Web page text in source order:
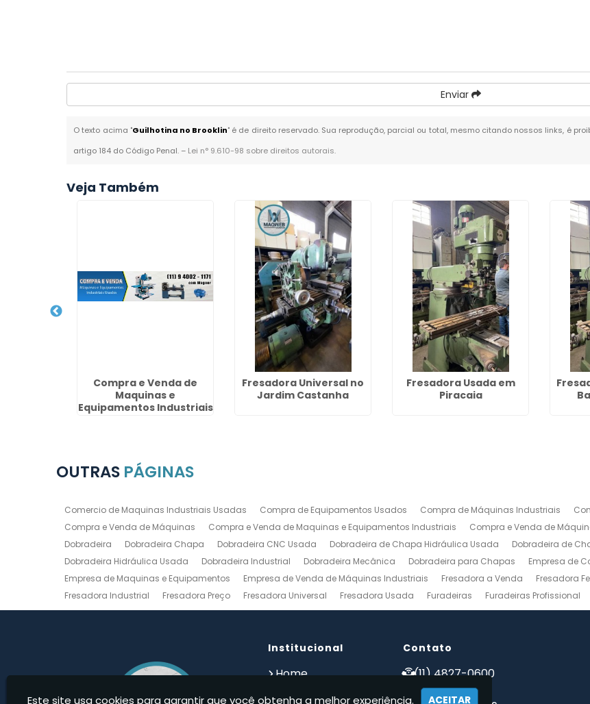
Enviar
O texto acima "Guilhotina no Brooklin" é de direito reservado. Sua reprodução, parcial ou total, mesmo citando nossos links, é
artigo 184 do Código Penal. – Lei n° 9.610-98 sobre direitos autorais.
Veja Também
Compra e Venda de
Maquinas e
Equipamentos Industriais
Fresadora Universal no
Jardim Castanha
Fresadora Usada em
Piracaia
OUTRAS PÁGINAS
Comercio de Maquinas Industriais Usadas Compra de Equipamentos Usados Compra de Máquinas Industriais
Compra e Venda de Máquinas
Compra e Venda de Maquinas e Equipamentos Industriais Compra e Venda de
Dobradeira
Dobradeira Chapa Dobradeira CNC Usada Dobradeira de Chapa Hidráulica Usada Dobradeira de
Dobradeira Hidráulica Usada
Dobradeira Industrial Dobradeira Mecânica Dobradeira para Chapas
Empresa de
Empresa de Maquinas e Equipamentos
Empresa de Venda de Máquinas Industriais Fresadora a Venda Fresadora
Fresadora Industrial
Fresadora Preço Fresadora Universal Fresadora Usada Furadeiras Furadeiras Profissional
Guilhotina Industrial
Guilhotina Industrial para Chapas de Aço Maquinas para Marcenaria Maquinas para
Torno Mecânico Usado Barato Venda de Máquinas Industriais Venda de Máquinas
Compro Torno Mecanico
Institucional
Home
Contato
(11) 4827-0600
(11) 94002-1171
Este site usa cookies para garantir que você obtenha a melhor experiência. ACEITAR